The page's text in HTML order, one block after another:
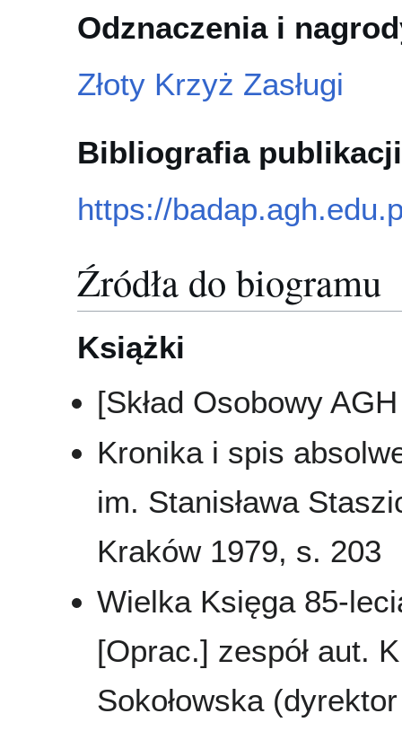
Odznaczenia i
Złoty Krzyż Zasługi
Bibliografia publikacji
https://
Źródła do biogramu
Książki
[Skład Osobowy
Kronika i spis
im. Stanisława
Kraków 1979, s. 203
Wielka Księga 85-
[Oprac.] zespół aut.
Sokołowska